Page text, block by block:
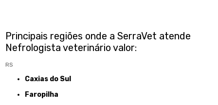
Principais regiões onde a SerraVet atende
Nefrologista veterinário valor:
RS
Caxias do Sul
Faropilha